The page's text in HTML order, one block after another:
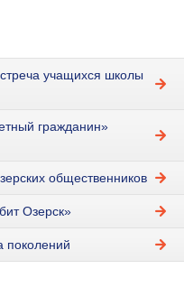
учащихся школы
гражданин»
общественников
Озерск»
поколений